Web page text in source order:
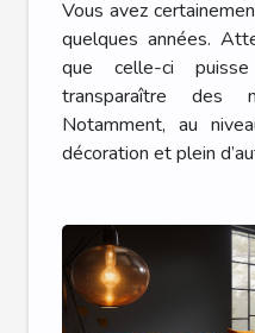
Vous avez
quelques années.
que celle-ci
transparaître des
Notamment, au
décoration et plein